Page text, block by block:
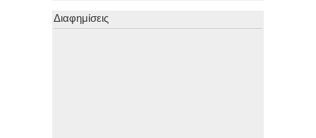
Διαφημίσεις